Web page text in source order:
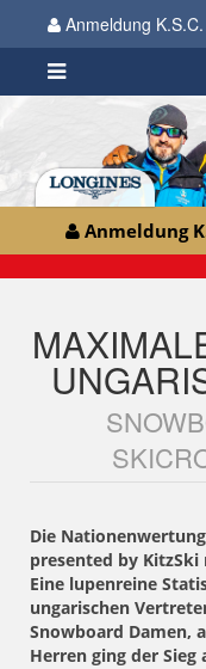
Anmeldung
Anmeldung
Die
presented by
Eine lupenreine
ungarischen
Snowboard Damen,
Herren ging der Sieg